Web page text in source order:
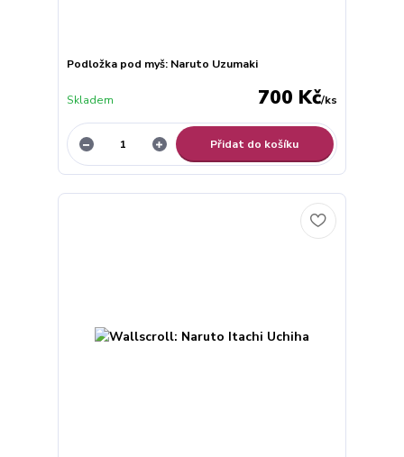
Podložka pod myš: Naruto Uzumaki
700 Kč/ks
Skladem
Přidat do košíku